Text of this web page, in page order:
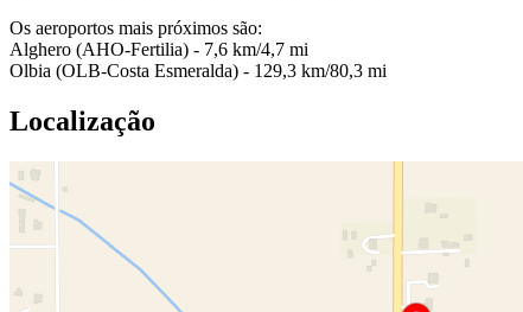
Os aeroportos mais próximos são:
Alghero (AHO-Fertilia) - 7,6 km/4,7 mi
Olbia (OLB-Costa Esmeralda) - 129,3 km/80,3 mi
Localização